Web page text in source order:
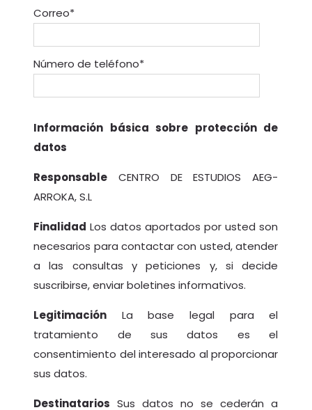
Correo*
Número de teléfono*
Información básica sobre protección de
datos
Responsable CENTRO DE ESTUDIOS AEG-
ARROKA, S.L
Finalidad Los datos aportados por usted son
necesarios para contactar con usted, atender
a las consultas y peticiones y, si decide
suscribirse, enviar boletines informativos.
Legitimación La base legal para el
tratamiento de sus datos es el
consentimiento del interesado al proporcionar
sus datos.
Destinatarios Sus datos no se cederán a